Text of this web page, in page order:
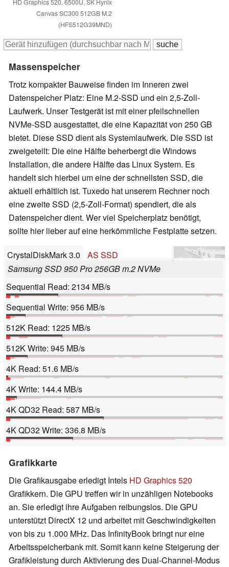
HD Graphics 520, 6500U, SK Hynix
Canvas SC300 512GB M.2
(HFS512G39MND)
Massenspeicher
Trotz kompakter Bauweise finden im Inneren zwei
Datenspeicher Platz: Eine M.2-SSD und ein 2,5-Zoll-
Laufwerk. Unser Testgerät ist mit einer pfeilschnellen
NVMe-SSD ausgestattet, die eine Kapazität von 250 GB
bietet. Diese SSD dient als Systemlaufwerk. Die SSD ist
zweigeteilt: Die eine Hälfte beherbergt die Windows
Installation, die andere Hälfte das Linux System. Es
handelt sich hierbei um eine der schnellsten SSD, die
aktuell erhältlich ist. Tuxedo hat unserem Rechner noch
eine zweite SSD (2,5-Zoll-Format) spendiert, die als
Datenspeicher dient. Wer viel Speicherplatz benötigt,
sollte hier lieber auf eine herkömmliche Festplatte setzen.
CrystalDiskMark 3.0
AS SSD
Samsung SSD 950 Pro 256GB m.2 NVMe
Sequential Read: 2134 MB/s
Sequential Write: 956 MB/s
512K Read: 1225 MB/s
512K Write: 945 MB/s
4K Read: 51.6 MB/s
4K Write: 144.4 MB/s
4K QD32 Read: 587 MB/s
4K QD32 Write: 336.8 MB/s
Grafikkarte
Die Grafikausgabe erledigt Intels HD Graphics 520
Grafikkern. Die GPU treffen wir in unzähligen Notebooks
an. Sie erledigt ihre Aufgaben reibungslos. Die GPU
unterstützt DirectX 12 und arbeitet mit Geschwindigkeiten
von bis zu 1.000 MHz. Das InfinityBook bringt nur eine
Arbeitsspeicherbank mit. Somit kann keine Steigerung der
Grafikleistung durch Aktivierung des Dual-Channel-Modus